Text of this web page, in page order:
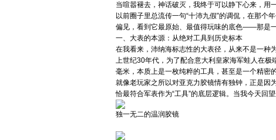
当喧嚣褪去，神话破灭，我终于可以静下心来，用
以前圈子里总流传一句“十沛九假”的调侃，在那个
偏见，看到它最原始、最值得玩味的底色——那是
一、大表的本源：从绝对工具到历史标本
在我看来，沛纳海标志性的大表径，从来不是一种
上世纪30年代，为了配合意大利皇家海军蛙人在
毫米，本质上是一枚纯粹的工具，甚至是一个精密
就像老玩家之所以对亚克力胶镜情有独钟，正是因
恰最符合军表作为“工具”的底层逻辑。当我今天回
独一无二的温润胶镜